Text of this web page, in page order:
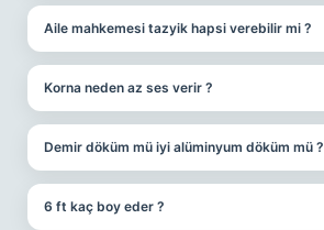
Aile mahkemesi tazyik hapsi verebilir mi ?
Korna neden az ses verir ?
Demir döküm mü iyi alüminyum döküm mü ?
6 ft kaç boy eder ?